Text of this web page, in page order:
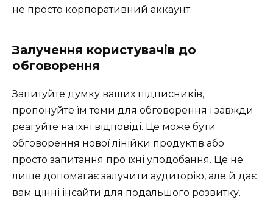
не просто корпоративний аккаунт.
Залучення користувачів до
обговорення
Запитуйте думку ваших підписників,
пропонуйте їм теми для обговорення і завжди
реагуйте на їхні відповіді. Це може бути
обговорення нової лінійки продуктів або
просто запитання про їхні уподобання. Це не
лише допомагає залучити аудиторію, але й дає
вам цінні інсайти для подальшого розвитку.